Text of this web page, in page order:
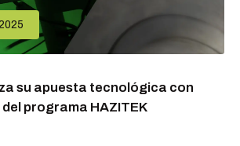
su apuesta tecnológica con
programa HAZITEK